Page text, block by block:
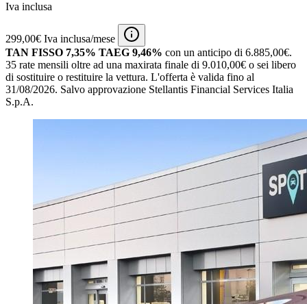
Iva inclusa
299,00€ Iva inclusa/mese
TAN FISSO 7,35% TAEG 9,46% con un anticipo di 6.885,00€.
35 rate mensili oltre ad una maxirata finale di 9.010,00€ o sei libero
di sostituire o restituire la vettura. L'offerta è valida fino al
31/08/2026. Salvo approvazione Stellantis Financial Services Italia
S.p.A.